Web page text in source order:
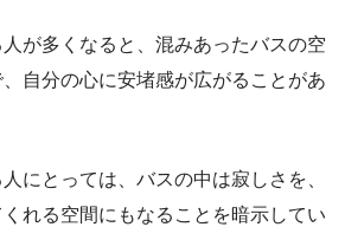
が多くなると、混みあったバスの空
自分の心に安堵感が広がることがあ
にとっては、バスの中は寂しさを、
れる空間にもなることを暗示してい